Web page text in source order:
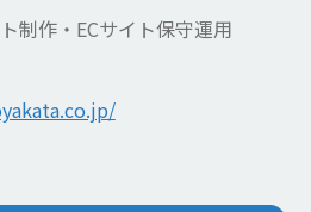
制作・ECサイト保守運用